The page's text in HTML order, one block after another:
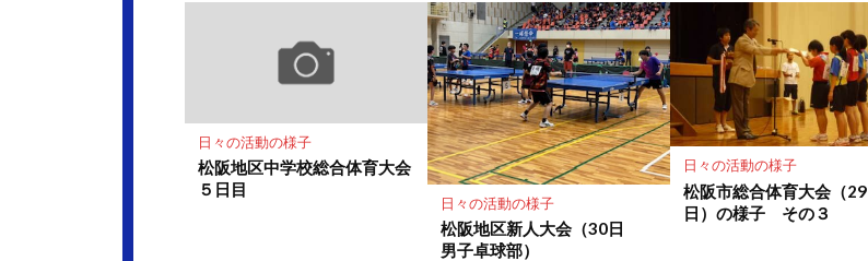
日々の活動の様子
松阪地区中学校総合体育大会
５日目
日々の活動の様子
松阪地区新人大会（30日
男子卓球部）
日々の活動の様子
松阪市総合体育大会（29
日）の様子 その３